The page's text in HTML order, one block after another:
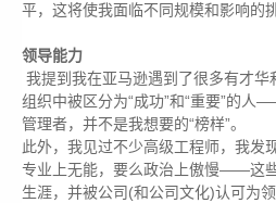
平，这将使我面临不同规模和影响的
领导能力
我提到我在亚马逊遇到了很多有才华
组织中被区分为“成功”和“重要”的人
管理者，并不是我想要的“榜样”。
此外，我见过不少高级工程师，我
专业上无能，要么政治上傲慢——这
生涯，并被公司(和公司文化)认可为